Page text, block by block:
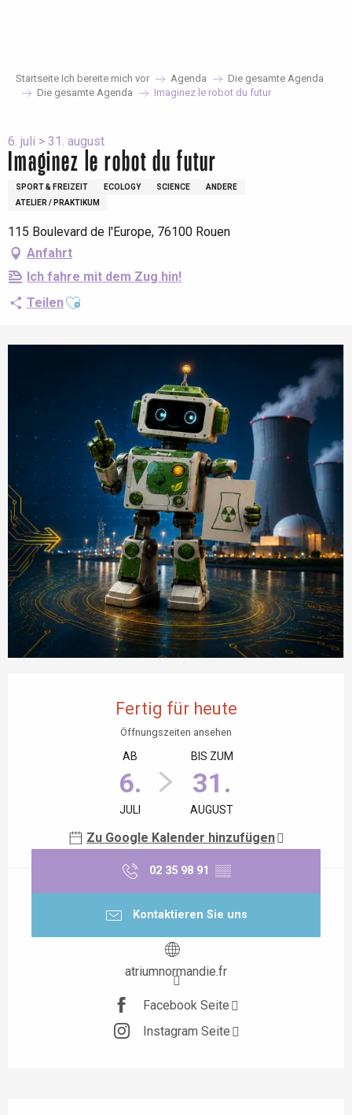
Startseite Ich bereite mich vor Agenda
Die gesamte Agenda
Die gesamte Agenda
Imaginez le robot du futur
6. juli > 31. august
Imaginez le robot du futur
SPORT & FREIZEIT ECOLOGY SCIENCE
ANDERE
ATELIER / PRAKTIKUM
115 Boulevard de l'Europe, 76100 Rouen
Anfahrt
Ich fahre mit dem Zug hin!
TeilenAjouter aux favoris
Fertig für heute
Öffnungszeiten ansehen
AB
6.
JULI
BIS ZUM
31.
AUGUST
Zu Google Kalender hinzufügen
02 35 98 91 ▒▒
Kontaktieren Sie uns
atriumnormandie.fr
Facebook Seite
Instagram Seite